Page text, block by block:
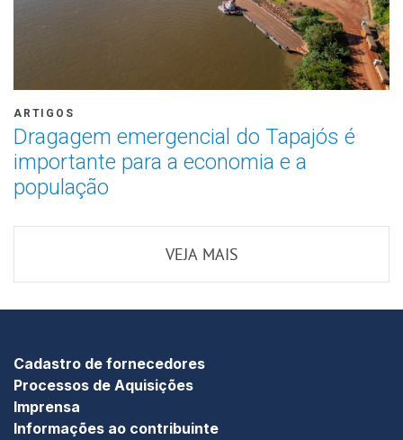
ARTIGOS
Dragagem emergencial do Tapajós é
importante para a economia e a
população
VEJA MAIS
Cadastro de fornecedores
Processos de Aquisições
Imprensa
Informações ao contribuinte